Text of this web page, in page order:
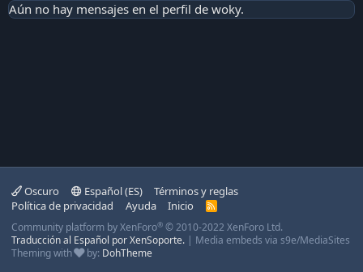
Aún no hay mensajes en el perfil de woky.
Oscuro Español (ES)
Términos y reglas
Política de privacidad
Ayuda Inicio
R
S
Community platform by XenForo® © 2010-2022 XenForo Ltd.
Traducción al Español por XenSoporte. | Media embeds via s9e/MediaSites
Theming with
by: DohTheme